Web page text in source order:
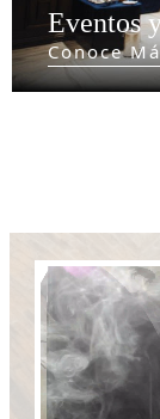
Eventos
Conoce